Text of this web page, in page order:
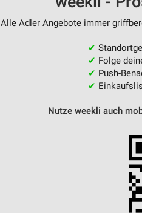
Alle Adler Angebote immer
✔
✔ Folge
✔ Push-
✔
Nutze weekli auch